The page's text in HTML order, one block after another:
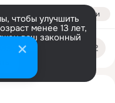
Войти
чтобы улучшить
менее 13 лет,
ваш законный